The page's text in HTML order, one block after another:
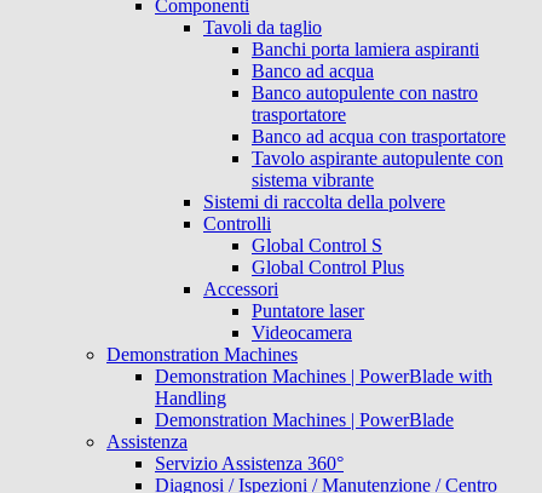
Componenti
Tavoli da taglio
Banchi porta lamiera aspiranti
Banco ad acqua
Banco autopulente con nastro
trasportatore
Banco ad acqua con trasportatore
Tavolo aspirante autopulente con
sistema vibrante
Sistemi di raccolta della polvere
Controlli
Global Control S
Global Control Plus
Accessori
Puntatore laser
Videocamera
Demonstration Machines
Demonstration Machines | PowerBlade with
Handling
Demonstration Machines | PowerBlade
Assistenza
Servizio Assistenza 360°
Diagnosi / Ispezioni / Manutenzione / Centro